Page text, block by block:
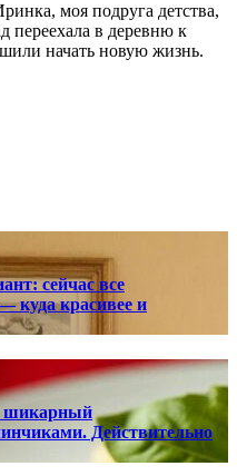
переехала в деревню к
начать новую жизнь.
сейчас все
куда красивее и
шикарный
Действительно